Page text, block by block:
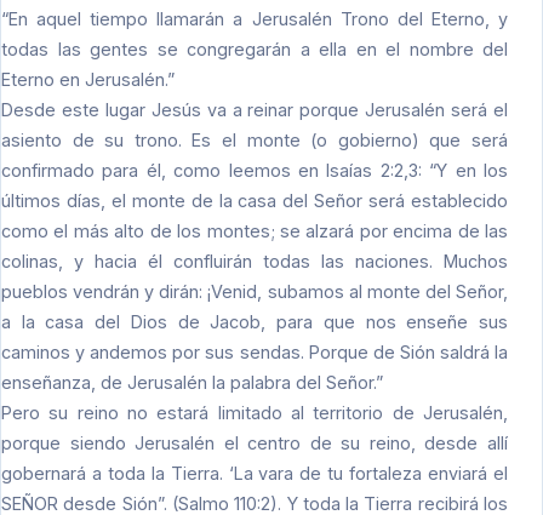
“En aquel tiempo llamarán a Jerusalén Trono del Eterno, y
todas las gentes se congregarán a ella en el nombre del
Eterno en Jerusalén.”
Desde este lugar Jesús va a reinar porque Jerusalén será el
asiento de su trono. Es el monte (o gobierno) que será
confirmado para él, como leemos en Isaías 2:2,3: “Y en los
últimos días, el monte de la casa del Señor será establecido
como el más alto de los montes; se alzará por encima de las
colinas, y hacia él confluirán todas las naciones. Muchos
pueblos vendrán y dirán: ¡Venid, subamos al monte del Señor,
a la casa del Dios de Jacob, para que nos enseñe sus
caminos y andemos por sus sendas. Porque de Sión saldrá la
enseñanza, de Jerusalén la palabra del Señor.”
Pero su reino no estará limitado al territorio de Jerusalén,
porque siendo Jerusalén el centro de su reino, desde allí
gobernará a toda la Tierra. ‘La vara de tu fortaleza enviará el
SEÑOR desde Sión”. (Salmo 110:2). Y toda la Tierra recibirá los